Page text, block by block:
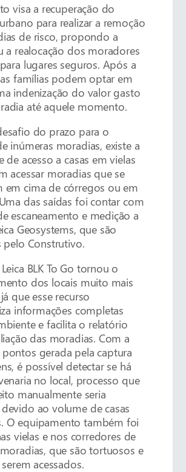
visa a recuperação do
para realizar a remoção
de risco, propondo a
a realocação dos moradores
lugares seguros. Após a
famílias podem optar em
indenização do valor gasto
até aquele momento.
do prazo para o
inúmeras moradias, existe a
de acesso a casas em vielas
acessar moradias que se
em cima de córregos ou em
das saídas foi contar com
escaneamento e medição a
Geosystems, que são
pelo Construtivo.
BLK To Go tornou o
dos locais muito mais
que esse recurso
informações completas
e facilita o relatório
das moradias. Com a
gerada pela captura
é possível detectar se há
no local, processo que
manualmente seria
ao volume de casas
O equipamento também foi
vielas e nos corredores de
que são tortuosos e
acessados.